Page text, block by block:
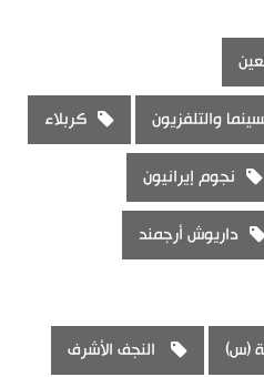
والتلفزيون كربلاء
نجوم إيرانيون
داريوش أرجمند
(س) النجف الأشرف